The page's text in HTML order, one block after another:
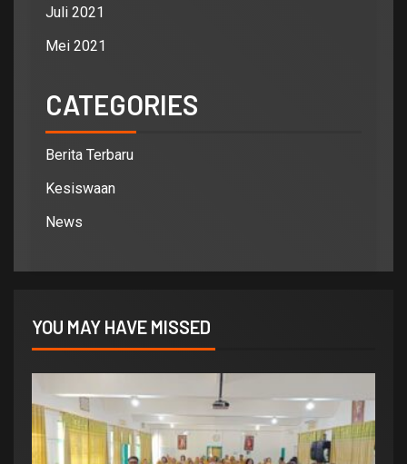
Juli 2021
Mei 2021
CATEGORIES
Berita Terbaru
Kesiswaan
News
YOU MAY HAVE MISSED